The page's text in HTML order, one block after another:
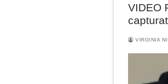
VIDEO
VIRGINIA